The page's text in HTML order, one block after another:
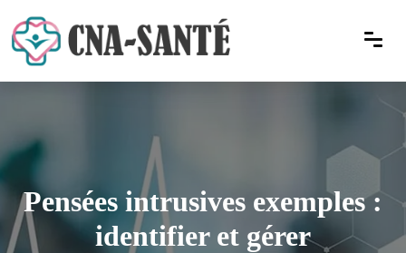
Pensées intrusives exemples :
identifier et gérer